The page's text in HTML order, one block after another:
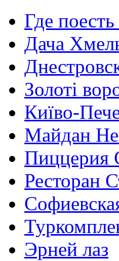
Где
Дача
Золоті
Київо-
Майдан
Пиццерия
Ресторан
Эрней лаз